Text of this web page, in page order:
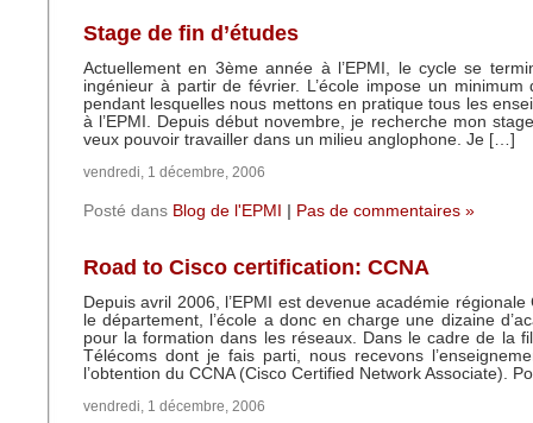
Stage de fin d’études
Actuellement en 3ème année à l’EPMI, le cycle se
ingénieur à partir de février. L’école impose un minimum
pendant lesquelles nous mettons en pratique tous les
à l’EPMI. Depuis début novembre, je recherche mon
veux pouvoir travailler dans un milieu anglophone. Je […]
vendredi, 1 décembre, 2006
Posté dans Blog de l'EPMI Pas de commentaires »
Road to Cisco certification: CCNA
Depuis avril 2006, l’EPMI est devenue académie régionale
le département, l’école a donc en charge une dizaine
pour la formation dans les réseaux. Dans le cadre de la
Télécoms dont je fais parti, nous recevons
l’obtention du CCNA (Cisco Certified Network Associate).
vendredi, 1 décembre, 2006